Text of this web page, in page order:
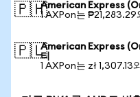
🇵🇭American Express
1 AXPon는 ₱21,283.29
🇵🇱American Express
티
1 AXPon는 zł 1,307.13